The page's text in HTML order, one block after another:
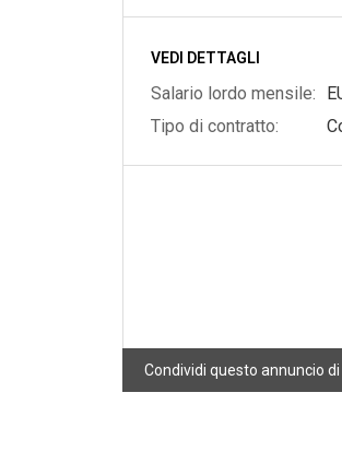
VEDI DETTAGLI
Salario lordo mensile:
Tipo di contratto:
Condividi questo annuncio